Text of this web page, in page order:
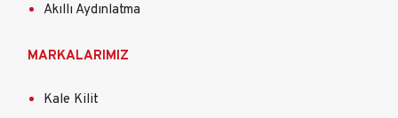
Akıllı Aydınlatma
MARKALARIMIZ
Kale Kilit